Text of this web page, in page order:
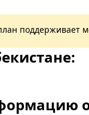
поддерживает
о